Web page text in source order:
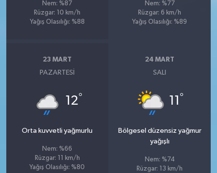
Nem: %87
Rüzgar: 10 km/h
Yağış Olasılığı: %88
Nem: %77
Rüzgar: 6 km/h
Yağış Olasılığı: %89
23 MART
PAZARTESI
12°
Orta kuvvetli yağmurlu
Nem: %66
Rüzgar: 11 km/h
Yağış Olasılığı: %80
24 MART
SALI
11 °
Bölgesel düzensiz yağmur
yağışlı
Nem: %74
Rüzgar: 13 km/h